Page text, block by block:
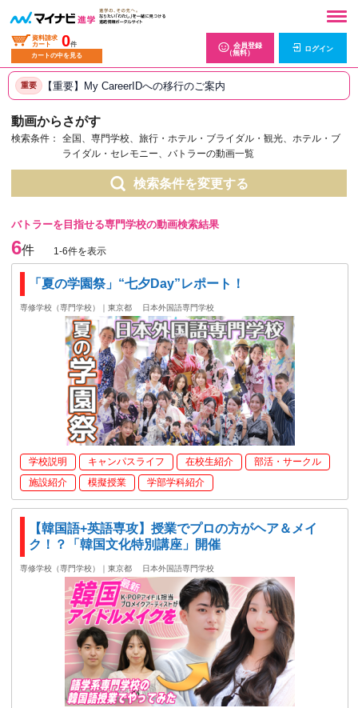
資料請求
カート
0件
カートの中を見る
会員登録
（無料）
ログイン
重要 【重要】My CareerIDへの移行のご案内
動画からさがす
検索条件：
全国、専門学校、旅行・ホテル・ブライダル・観光、ホテル・ブ
ライダル・セレモニー、バトラーの動画一覧
検索条件を変更する
バトラーを目指せる専門学校の動画検索結果
6件 1-6件を表示
「夏の学園祭」“七夕Day”レポート！
専修学校（専門学校）｜東京都 日本外国語専門学校
学校説明 キャンパスライフ 在校生紹介
部活・サークル
施設紹介
模擬授業 学部学科紹介
【韓国語+英語専攻】授業でプロの方がヘア＆メイ
ク！？「韓国文化特別講座」開催
専修学校（専門学校）｜東京都 日本外国語専門学校